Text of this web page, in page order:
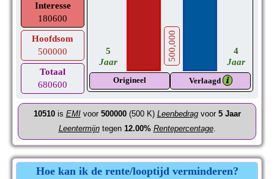
Interesse
180600
Hoofdsom
500000
Totaal
680600
5
Jaar
500,000
4
Jaar
Origineel Verlaagd 𝒊
10510is EMIvoor 500000(500 K) Leenbedragvoor 5 Jaar
Leentermijntegen 12.00% Rentepercentage.
Hoe kan ik de rente/looptijd verminderen?